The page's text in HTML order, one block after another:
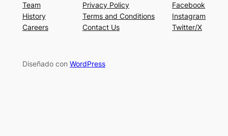
Team
History
Careers
Privacy Policy
Terms and Conditions
Contact Us
Facebook
Instagram
Twitter/X
Diseñado con WordPress